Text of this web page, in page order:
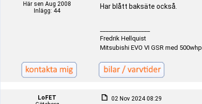
Här sen Aug 2008
Inlägg: 44
Har blått baksäte också.
Fredrik Hellquist
Mitsubishi EVO VI GSR med 500whp
LoFET
02 Nov 2024 08:29